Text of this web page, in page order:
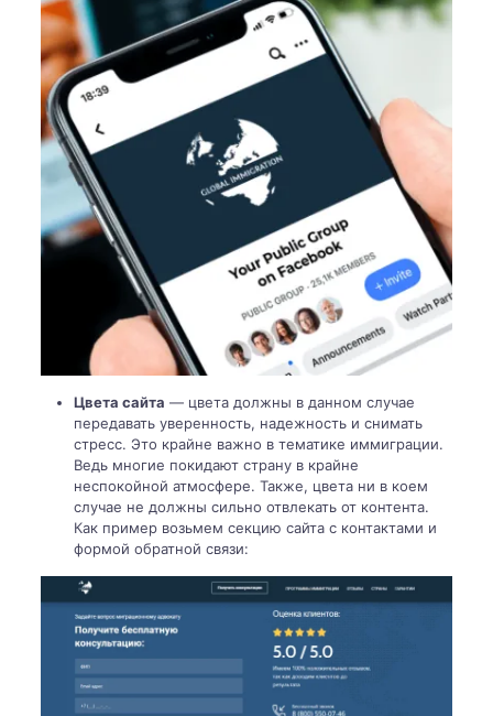
Цвета сайта — цвета должны в данном случае
передавать уверенность, надежность и снимать
стресс. Это крайне важно в тематике иммиграции.
Ведь многие покидают страну в крайне
неспокойной атмосфере. Также, цвета ни в коем
случае не должны сильно отвлекать от контента.
Как пример возьмем секцию сайта с контактами и
формой обратной связи: